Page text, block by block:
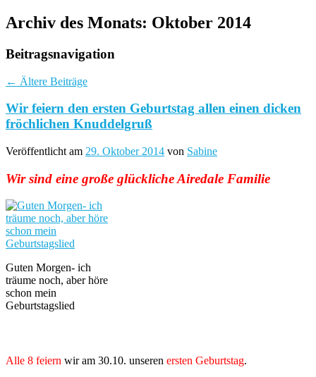
Archiv des Monats: Oktober 2014
Beitragsnavigation
← Ältere Beiträge
Wir feiern den ersten Geburtstag allen einen dicken
fröchlichen Knuddelgruß
Veröffentlicht am 29. Oktober 2014 von Sabine
Wir sind eine große glückliche Airedale Familie
Guten Morgen- ich
träume noch, aber höre
schon mein
Geburtstagslied
Alle 8 feiern wir am 30.10. unseren ersten Geburtstag.